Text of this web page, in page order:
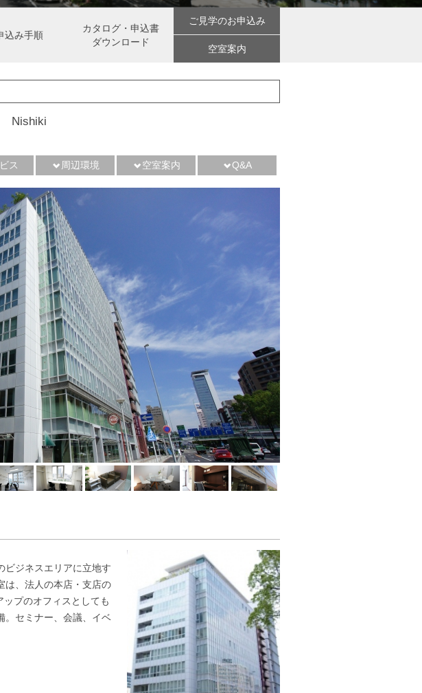
込み手順
カタログ・申込書
ダウンロード
ご見学のお申込み
空室案内
Nishiki
ス 周辺環境 空室案内 Q&A
ビジネスエリアに立地す
は、法人の本店・支店の
プのオフィスとしても
。セミナー、会議、イベ